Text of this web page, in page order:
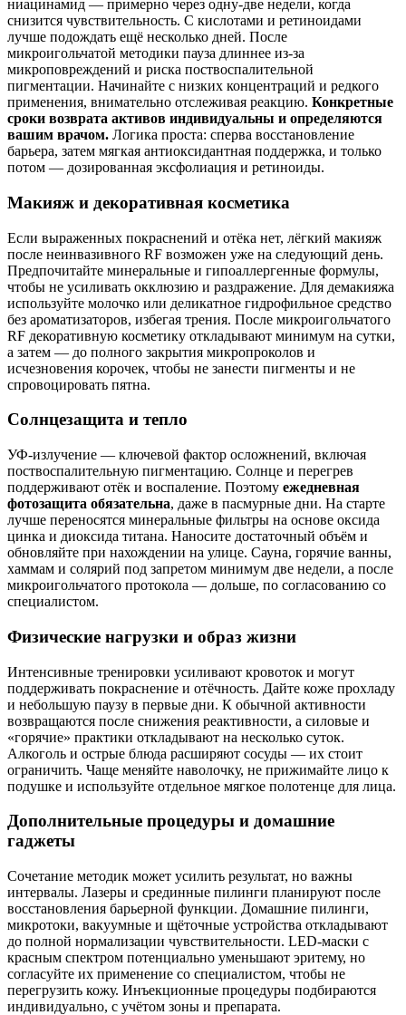
ниацинамид — примерно через одну‑две недели, когда
снизится чувствительность. С кислотами и ретиноидами
лучше подождать ещё несколько дней. После
микроигольчатой методики пауза длиннее из‑за
микроповреждений и риска поствоспалительной
пигментации. Начинайте с низких концентраций и редкого
применения, внимательно отслеживая реакцию. Конкретные
сроки возврата активов индивидуальны и определяются
вашим врачом. Логика проста: сперва восстановление
барьера, затем мягкая антиоксидантная поддержка, и только
потом — дозированная эксфолиация и ретиноиды.
Макияж и декоративная косметика
Если выраженных покраснений и отёка нет, лёгкий макияж
после неинвазивного RF возможен уже на следующий день.
Предпочитайте минеральные и гипоаллергенные формулы,
чтобы не усиливать окклюзию и раздражение. Для демакияжа
используйте молочко или деликатное гидрофильное средство
без ароматизаторов, избегая трения. После микроигольчатого
RF декоративную косметику откладывают минимум на сутки,
а затем — до полного закрытия микропроколов и
исчезновения корочек, чтобы не занести пигменты и не
спровоцировать пятна.
Солнцезащита и тепло
УФ‑излучение — ключевой фактор осложнений, включая
поствоспалительную пигментацию. Солнце и перегрев
поддерживают отёк и воспаление. Поэтому ежедневная
фотозащита обязательна, даже в пасмурные дни. На старте
лучше переносятся минеральные фильтры на основе оксида
цинка и диоксида титана. Наносите достаточный объём и
обновляйте при нахождении на улице. Сауна, горячие ванны,
хаммам и солярий под запретом минимум две недели, а после
микроигольчатого протокола — дольше, по согласованию со
специалистом.
Физические нагрузки и образ жизни
Интенсивные тренировки усиливают кровоток и могут
поддерживать покраснение и отёчность. Дайте коже прохладу
и небольшую паузу в первые дни. К обычной активности
возвращаются после снижения реактивности, а силовые и
«горячие» практики откладывают на несколько суток.
Алкоголь и острые блюда расширяют сосуды — их стоит
ограничить. Чаще меняйте наволочку, не прижимайте лицо к
подушке и используйте отдельное мягкое полотенце для лица.
Дополнительные процедуры и домашние
гаджеты
Сочетание методик может усилить результат, но важны
интервалы. Лазеры и срединные пилинги планируют после
восстановления барьерной функции. Домашние пилинги,
микротоки, вакуумные и щёточные устройства откладывают
до полной нормализации чувствительности. LED‑маски с
красным спектром потенциально уменьшают эритему, но
согласуйте их применение со специалистом, чтобы не
перегрузить кожу. Инъекционные процедуры подбираются
индивидуально, с учётом зоны и препарата.